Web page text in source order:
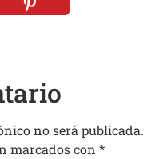
no será publicada.
marcados con *